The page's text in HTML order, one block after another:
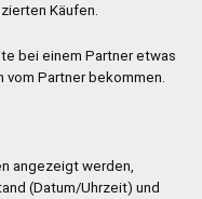
Käufen.
bei einem Partner etwas
vom Partner bekommen.
angezeigt werden,
(Datum/Uhrzeit) und